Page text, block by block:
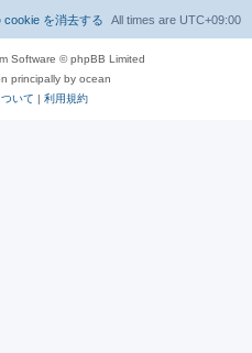
All times are UTC+09:00
cookie を消去する
Software © phpBB Limited
principally by ocean
いて | 利用規約